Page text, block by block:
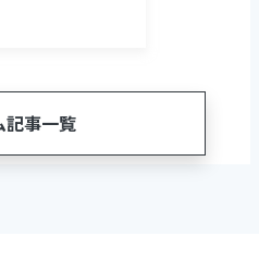
記事一覧